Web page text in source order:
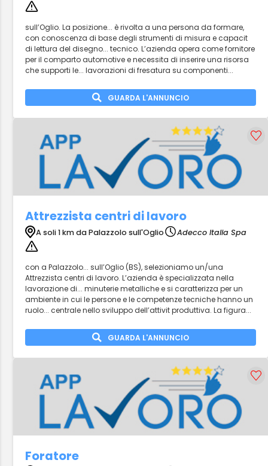
sull’Oglio. La posizione... è rivolta a una persona da formare,
con conoscenza di base degli strumenti di misura e capacit
di lettura del disegno... tecnico. L’azienda opera come fornitore
per il comparto automotive e necessita di inserire una risorsa
che supporti le... lavorazioni di fresatura su componenti...
GUARDA L'ANNUNCIO
Attrezzista centri di lavoro
A soli 1 km da Palazzolo sull'Oglio Adecco Italia Spa
con a Palazzolo... sull’Oglio (BS), selezioniamo un/una
Attrezzista centri di lavoro. L’azienda è specializzata nella
lavorazione di... minuterie metalliche e si caratterizza per un
ambiente in cui le persone e le competenze tecniche hanno un
ruolo... centrale nello sviluppo dell’attivit produttiva. La figura...
GUARDA L'ANNUNCIO
Foratore